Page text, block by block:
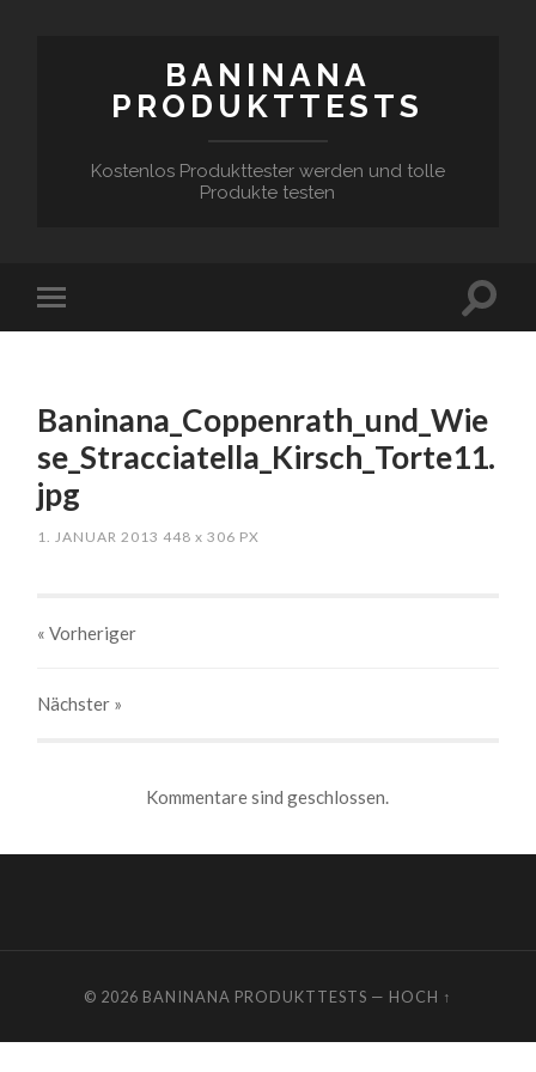
BANINANA
PRODUKTTESTS
Kostenlos Produkttester werden und tolle
Produkte testen
Baninana_Coppenrath_und_Wie
se_Stracciatella_Kirsch_Torte11.
jpg
1. JANUAR 2013 448x 306 PX
« Vorheriger
Nächster »
Kommentare sind geschlossen.
© 2026 BANINANA PRODUKTTESTS — HOCH ↑